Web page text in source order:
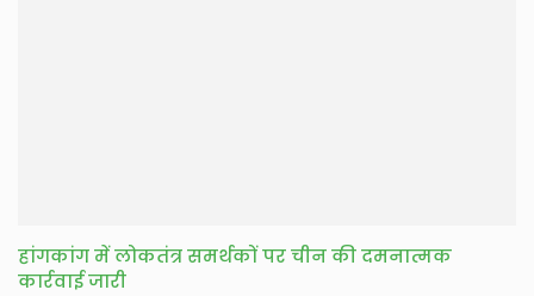
हांगकांग में लोकतंत्र समर्थकों पर चीन की दमनात्मक
कार्रवाई जारी